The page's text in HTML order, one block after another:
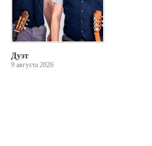
Дуэт
9 августа 2026